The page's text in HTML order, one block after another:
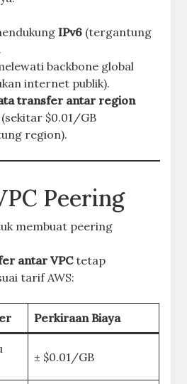
IPv6 (tergantung
backbone global
internet publik).
transfer antar region
$0.01/GB
region).
Peering
membuat peering
antar VPCtetap
tarif AWS:
Perkiraan Biaya
± $0.01/GB